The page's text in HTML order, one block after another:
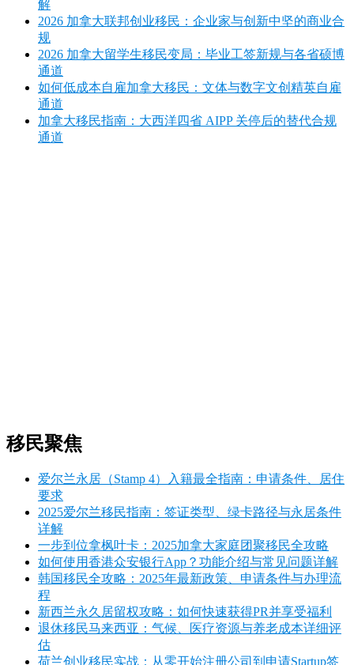
解
2026 加拿大联邦创业移民：企业家与创新中坚的商业合
规
2026 加拿大留学生移民变局：毕业工签新规与各省硕博
通道
如何低成本自雇加拿大移民：文体与数字文创精英自雇
通道
加拿大移民指南：大西洋四省 AIPP 关停后的替代合规
通道
移民聚焦
爱尔兰永居（Stamp 4）入籍最全指南：申请条件、居住
要求
2025爱尔兰移民指南：签证类型、绿卡路径与永居条件
详解
一步到位拿枫叶卡：2025加拿大家庭团聚移民全攻略
如何使用香港众安银行App？功能介绍与常见问题详解
韩国移民全攻略：2025年最新政策、申请条件与办理流
程
新西兰永久居留权攻略：如何快速获得PR并享受福利
退休移民马来西亚：气候、医疗资源与养老成本详细评
估
荷兰创业移民实战：从零开始注册公司到申请Startup签